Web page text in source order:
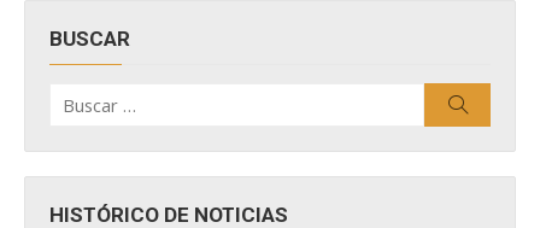
BUSCAR
por:
HISTÓRICO DE NOTICIAS